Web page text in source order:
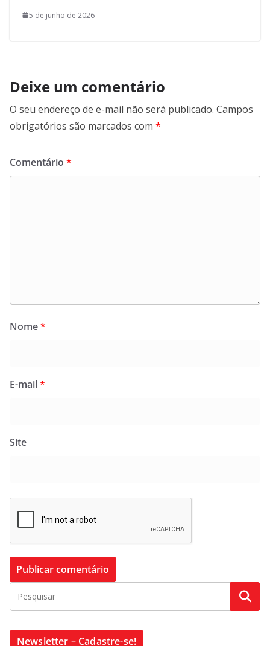
5 de junho de 2026
Deixe um comentário
O seu endereço de e-mail não será publicado. Campos
obrigatórios são marcados com *
Comentário *
Nome*
E-mail*
Site
Newsletter – Cadastre-se!